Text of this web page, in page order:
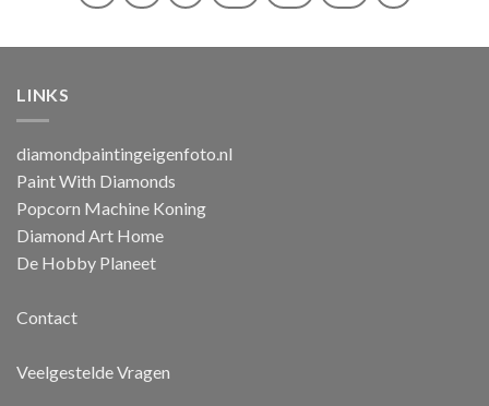
LINKS
diamondpaintingeigenfoto.nl
Paint With Diamonds
Popcorn Machine Koning
Diamond Art Home
De Hobby Planeet
Contact
Veelgestelde Vragen